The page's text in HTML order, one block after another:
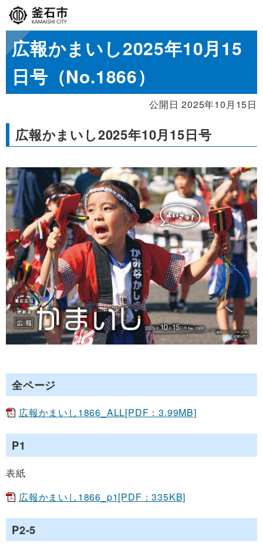
広報かまいし2025年10月15
日号（No.1866）
公開日 2025年10月15日
広報かまいし2025年10月15日号
全ページ
広報かまいし1866_ALL[PDF：3.99MB]
P1
表紙
広報かまいし1866_p1[PDF：335KB]
P2-5